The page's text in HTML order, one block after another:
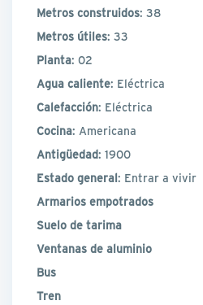
Metros construidos: 38
Metros útiles: 33
Planta: 02
Agua caliente: Eléctrica
Calefacción: Eléctrica
Cocina: Americana
Antigüedad: 1900
Estado general: Entrar a vivir
Armarios empotrados
Suelo de tarima
Ventanas de aluminio
Bus
Tren